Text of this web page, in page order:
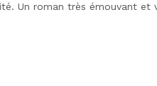
Un roman très émouvant et